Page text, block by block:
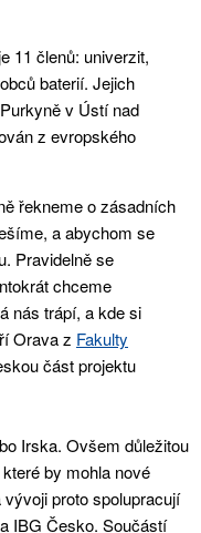
11 členů: univerzit,
baterií. Jejich
v Ústí nad
z evropského
řekneme o zásadních
a abychom se
Pravidelně se
chceme
nás trápí, a kde si
Orava z Fakulty
část projektu
Irska. Ovšem důležitou
by mohla nové
proto spolupracují
IBG Česko. Součástí